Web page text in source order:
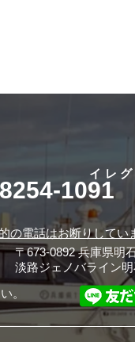
1091
イレ
の電話はお断りしてい
〒673-0892 兵庫県明
淡路ジェノバライン
。